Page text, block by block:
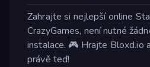
Zahrajte si nejlepší online
CrazyGames, není nutné
instalace. 🎮 Hrajte Bloxd.io
právě teď!